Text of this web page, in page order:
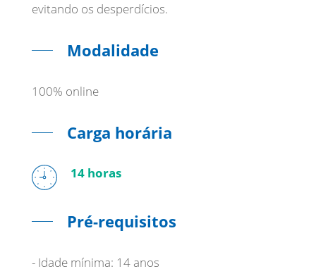
evitando os desperdícios.
Modalidade
100% online
Carga horária
14 horas
Pré-requisitos
- Idade mínima: 14 anos